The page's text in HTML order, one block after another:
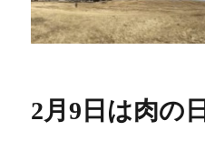
2月9日は肉の日